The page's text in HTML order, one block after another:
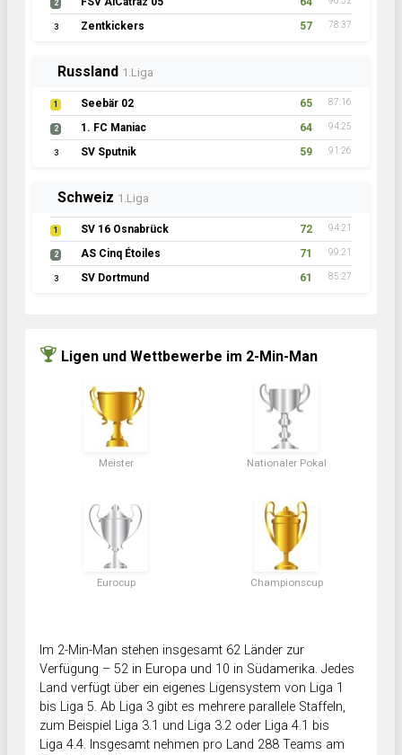
2
3 Zentkickers 57 78:37
Russland 1.Liga
1 Seebär 02 65 87:16
2 1. FC Maniac 64 94:25
3 SV Sputnik 59 91:26
Schweiz 1.Liga
1 SV 16 Osnabrück 72 94:21
2 AS Cinq Étoiles 71 99:21
3 SV Dortmund 61 85:27
Ligen und Wettbewerbe im 2-Min-Man
Meister Nationaler Pokal
Eurocup Championscup
Im 2-Min-Man stehen insgesamt 62 Länder zur
Verfügung – 52 in Europa und 10 in Südamerika. Jedes
Land verfügt über ein eigenes Ligensystem von Liga 1
bis Liga 5. Ab Liga 3 gibt es mehrere parallele Staffeln,
zum Beispiel Liga 3.1 und Liga 3.2 oder Liga 4.1 bis
Liga 4.4. Insgesamt nehmen pro Land 288 Teams am